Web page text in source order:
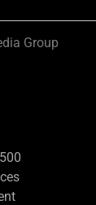
Group